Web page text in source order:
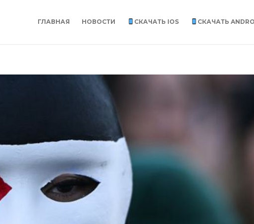
ГЛАВНАЯ НОВОСТИ СКАЧАТЬ IOS СКАЧАТЬ